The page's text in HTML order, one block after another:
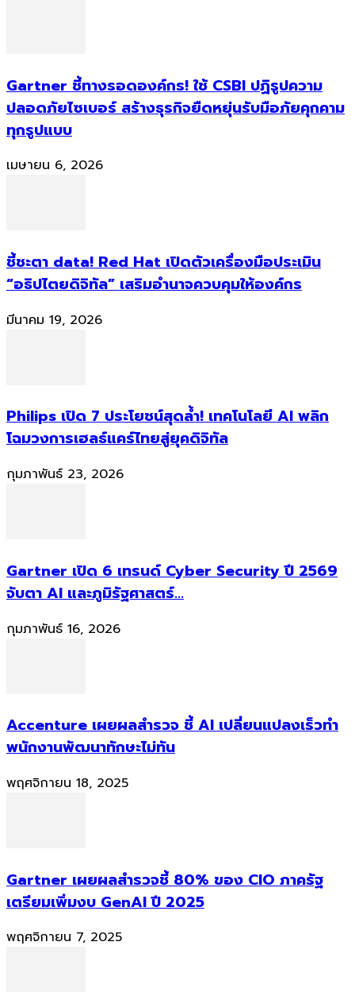
Gartner ชี้ทางรอดองค์กร! ใช้ CSBI ปฏิรูปความ
ปลอดภัยไซเบอร์ สร้างธุรกิจยืดหยุ่นรับมือภัยคุกคาม
ทุกรูปแบบ
เมษายน 6, 2026
ชี้ชะตา data! Red Hat เปิดตัวเครื่องมือประเมิน
“อธิปไตยดิจิทัล” เสริมอำนาจควบคุมให้องค์กร
มีนาคม 19, 2026
Philips เปิด 7 ประโยชน์สุดล้ำ! เทคโนโลยี AI พลิก
โฉมวงการเฮลธ์แคร์ไทยสู่ยุคดิจิทัล
กุมภาพันธ์ 23, 2026
Gartner เปิด 6 เทรนด์ Cyber Security ปี 2569
จับตา AI และภูมิรัฐศาสตร์...
กุมภาพันธ์ 16, 2026
Accenture เผยผลสำรวจ ชี้ AI เปลี่ยนแปลงเร็วทำ
พนักงานพัฒนาทักษะไม่ทัน
พฤศจิกายน 18, 2025
Gartner เผยผลสำรวจชี้ 80% ของ CIO ภาครัฐ
เตรียมเพิ่มงบ GenAI ปี 2025
พฤศจิกายน 7, 2025